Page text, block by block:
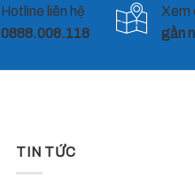
Hotline liên hệ
0888.008.118
Xem
gần
TIN TỨC